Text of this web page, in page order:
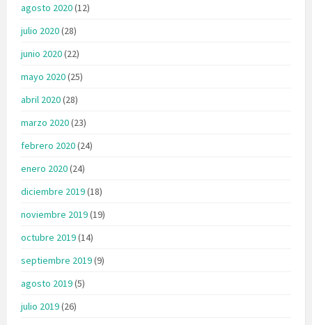
agosto 2020(12)
julio 2020(28)
junio 2020(22)
mayo 2020(25)
abril 2020(28)
marzo 2020(23)
febrero 2020(24)
enero 2020(24)
diciembre 2019(18)
noviembre 2019(19)
octubre 2019(14)
septiembre 2019(9)
agosto 2019(5)
julio 2019(26)